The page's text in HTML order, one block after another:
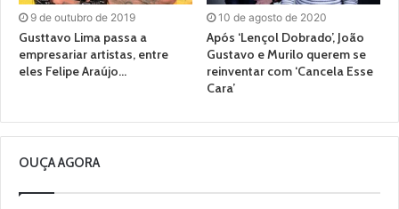
9 de outubro de 2019
Gusttavo Lima passa a
empresariar artistas, entre
eles Felipe Araújo…
10 de agosto de 2020
Após ‘Lençol Dobrado’, João
Gustavo e Murilo querem se
reinventar com ‘Cancela Esse
Cara’
OUÇA AGORA